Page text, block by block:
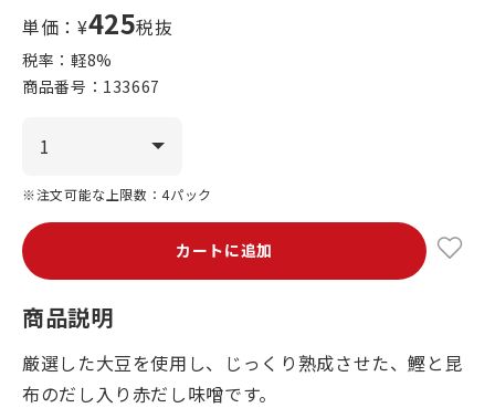
単価：¥425税抜
税率：軽8%
商品番号： 133667
※注文可能な上限数：4パック
カートに追加
商品説明
厳選した大豆を使用し、じっくり熟成させた、鰹と昆
布のだし入り赤だし味噌です。